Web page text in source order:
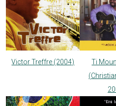
Victor Treffre (2004)
Ti